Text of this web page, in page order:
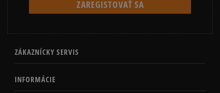
ZÁKAZNÍCKY SERVIS
INFORMÁCIE